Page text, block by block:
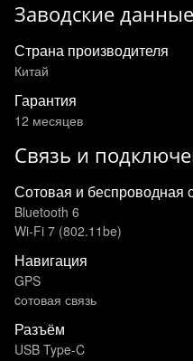
Заводские данные
Страна производителя
Китай
Гарантия
12 месяцев
Связь и
Сотовая и беспроводная
Bluetooth 6
Wi‑Fi 7 (802.11be)
Навигация
GPS
cотовая связь
Разъём
USB Type-C